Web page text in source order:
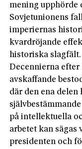
mening upphörde
Sovjetunionens
imperiernas
kvardröjande
historiska slagfält.
Decennierna
avskaffande
där den ena
på intellektuella
arbetet kan sägas
presidenten och